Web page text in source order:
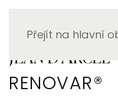
Přejít na hlavní
RENOVAR®